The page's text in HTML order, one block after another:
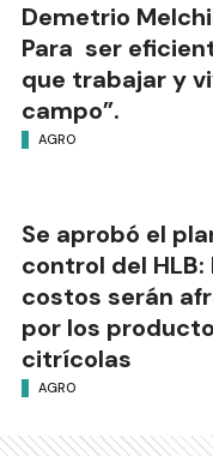
Demetrio
Para ser
que trabajar y
campo”.
AGRO
Se aprobó el
control del HLB:
costos serán
por los
citrícolas
AGRO